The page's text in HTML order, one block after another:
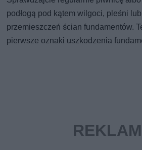
podłogą pod kątem wilgoci, pleśni
przemieszczeń ścian fundamentów.
pierwsze oznaki uszkodzenia